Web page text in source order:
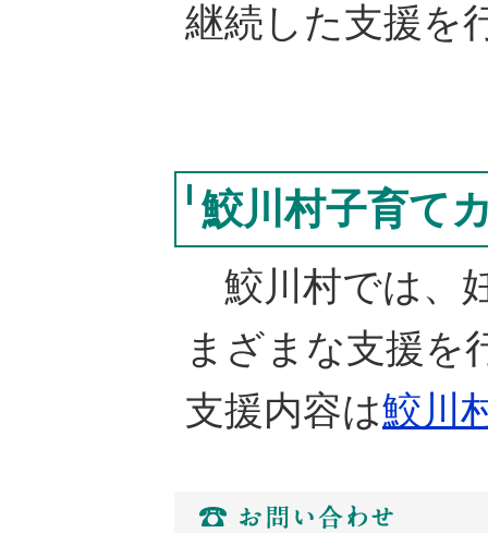
継続した支援を
鮫川村子育て
鮫川村では、
まざまな支援を
支援内容は鮫川